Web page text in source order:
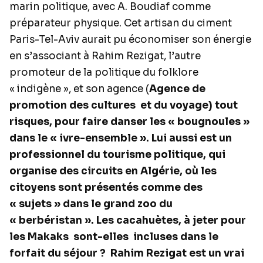
marin politique, avec A. Boudiaf comme
préparateur physique. Cet artisan du ciment
Paris-Tel-Aviv aurait pu économiser son énergie
en s’associant à Rahim Rezigat, l’autre
promoteur de la politique du folklore
« indigène », et son agence (Agence de
promotion des cultures et du voyage) tout
risques, pour faire danser les « bougnoules »
dans le « ivre-ensemble ». Lui aussi est un
professionnel du tourisme politique, qui
organise des circuits en Algérie, où les
citoyens sont présentés comme des
« sujets » dans le grand zoo du
« berbéristan ». Les cacahuètes, à jeter pour
les Makaks sont-elles incluses dans le
forfait du séjour ? Rahim Rezigat est un vrai